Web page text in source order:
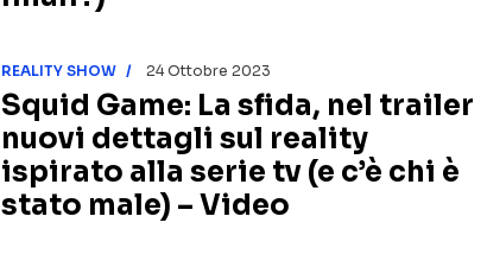
REALITY SHOW 24 Ottobre 2023
Squid Game: La sfida, nel trailer
nuovi dettagli sul reality
ispirato alla serie tv (e c’è chi è
stato male) – Video